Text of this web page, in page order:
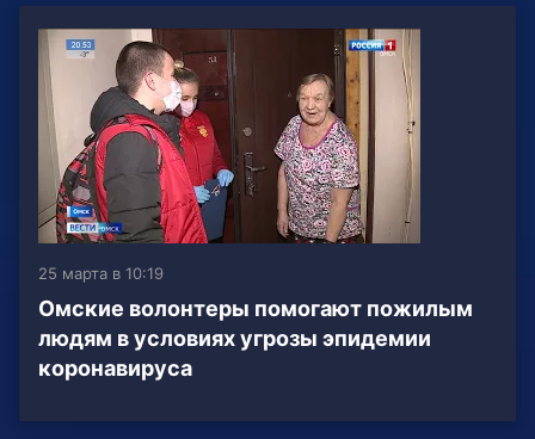
25 марта в 10:19
Омские волонтеры помогают пожилым
людям в условиях угрозы эпидемии
коронавируса